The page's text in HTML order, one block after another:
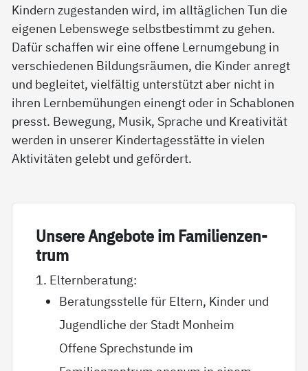
Kindern zugestanden wird, im alltäglichen Tun die
eigenen Lebenswege selbstbestimmt zu gehen.
Dafür schaffen wir eine offene Lernumgebung in
verschiedenen Bildungsräumen, die Kinder anregt
und begleitet, vielfältig unterstützt aber nicht in
ihren Lernbemühungen einengt oder in Schablonen
presst. Bewegung, Musik, Sprache und Kreativität
werden in unserer Kindertagesstätte in vielen
Aktivitäten gelebt und gefördert.
Un­se­re An­ge­bo­te im Fa­mi­li­en­zen­
trum
1. Elternberatung:
Beratungsstelle für Eltern, Kinder und
Jugendliche der Stadt Monheim
Offene Sprechstunde im